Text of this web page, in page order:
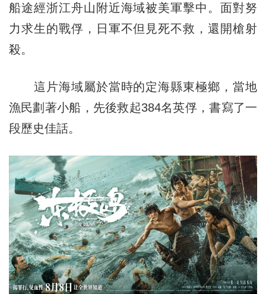
船途經浙江舟山附近海域被美軍擊中。面對努
力求生的戰俘，日軍不但見死不救，還開槍射
殺。
這片海域屬於當時的定海縣東極鄉，當地
漁民劃著小船，先後救起384名英俘，書寫了一
段歷史佳話。